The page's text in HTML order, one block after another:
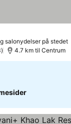
salonydelser på stedet
4.7 km til Centrum